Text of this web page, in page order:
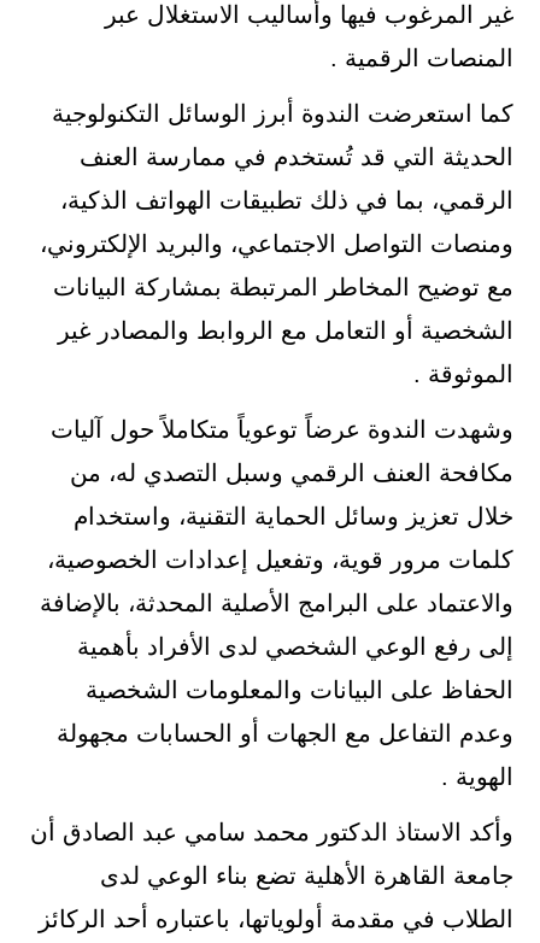
غير المرغوب فيها وأساليب الاستغلال عبر
المنصات الرقمية .
كما استعرضت الندوة أبرز الوسائل التكنولوجية
الحديثة التي قد تُستخدم في ممارسة العنف
الرقمي، بما في ذلك تطبيقات الهواتف الذكية،
ومنصات التواصل الاجتماعي، والبريد الإلكتروني،
مع توضيح المخاطر المرتبطة بمشاركة البيانات
الشخصية أو التعامل مع الروابط والمصادر غير
الموثوقة .
وشهدت الندوة عرضاً توعوياً متكاملاً حول آليات
مكافحة العنف الرقمي وسبل التصدي له، من
خلال تعزيز وسائل الحماية التقنية، واستخدام
كلمات مرور قوية، وتفعيل إعدادات الخصوصية،
والاعتماد على البرامج الأصلية المحدثة، بالإضافة
إلى رفع الوعي الشخصي لدى الأفراد بأهمية
الحفاظ على البيانات والمعلومات الشخصية
وعدم التفاعل مع الجهات أو الحسابات مجهولة
الهوية .
وأكد الاستاذ الدكتور محمد سامي عبد الصادق أن
جامعة القاهرة الأهلية تضع بناء الوعي لدى
الطلاب في مقدمة أولوياتها، باعتباره أحد الركائز